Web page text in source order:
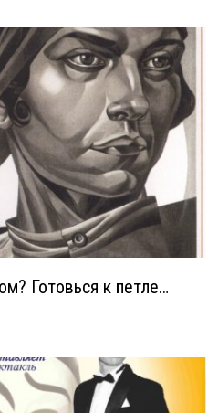
Готовься к петле…